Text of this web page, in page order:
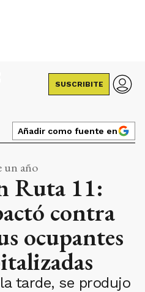
SUSCRIBITE
Añadir como fuente en
un año
Ruta 11:
contra
ocupantes
tarde, se produjo